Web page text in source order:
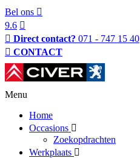
Bel ons
9.6
Direct contact? 071 - 747 15 40
CONTACT
Menu
Home
Occasions
Zoekopdrachten
Werkplaats